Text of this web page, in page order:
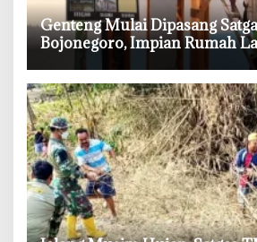
‎Genteng Mulai Dipasang
Bojonegoro, Impian Rumah